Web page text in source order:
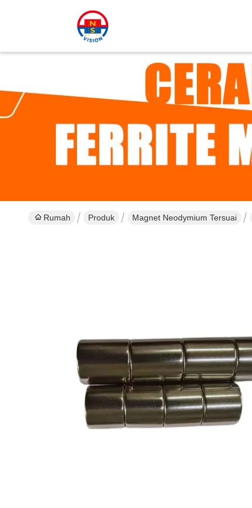
Rumah Produk Magnet Neodymium Tersuai